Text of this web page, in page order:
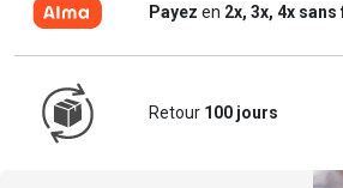
Payez en 2x, 3x, 4x
Retour 100 jours